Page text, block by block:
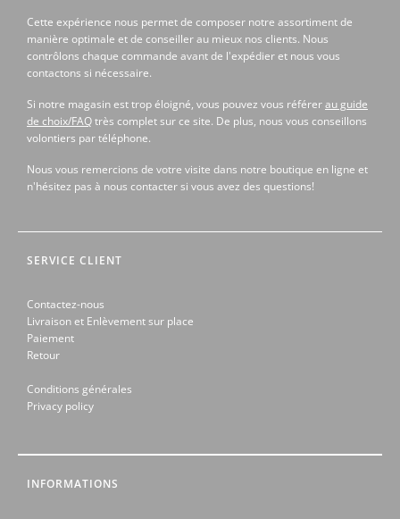
Cette expérience nous permet de composer notre assortiment de
manière optimale et de conseiller au mieux nos clients. Nous
contrôlons chaque commande avant de l'expédier et nous vous
contactons si nécessaire.
Si notre magasin est trop éloigné, vous pouvez vous référerau guide
de choix/FAQtrès complet sur ce site. De plus, nous vous conseillons
volontiers par téléphone.
Nous vous remercions de votre visite dans notre boutique en ligne et
n'hésitez pas à nous contacter si vous avez des questions!
SERVICE CLIENT
Contactez-nous
Livraison et Enlèvement sur place
Paiement
Retour
Conditions générales
Privacy policy
INFORMATIONS